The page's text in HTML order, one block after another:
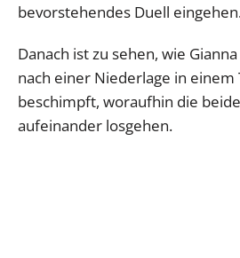
bevorstehendes Duell
Danach ist zu sehen, wie
nach einer Niederlage in einem
beschimpft, woraufhin die
aufeinander losgehen.